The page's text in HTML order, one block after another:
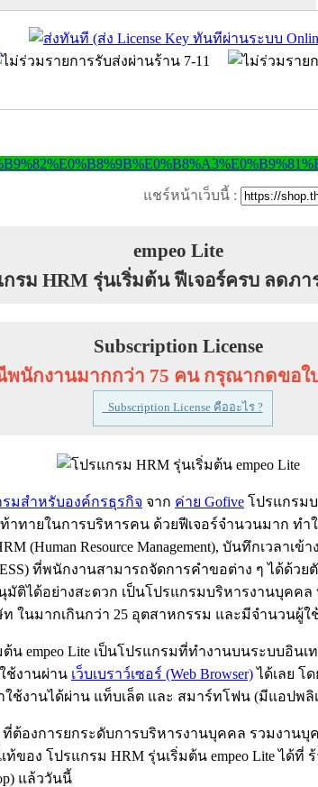
แชร์หน้าเว็บนี้ :
empeo Lite
กรม HRM รุ่นเริ่มต้น ฟีเจอร์ครบ ลดภา
Subscription License
นักงานมากกว่า 75 คน กรุณากดขอใ
Subscription License คืออะไร ?
มสำหรับองค์กรธุรกิจ จาก ค่าย Gofive โปรแกรม
าทายในการบริหารคน ด้วยฟีเจอร์จำนวนมาก ทำ
(Human Resource Management), บันทึกเวลาเข้า
ที่พนักงานสามารถจัดการคำขอต่าง ๆ ได้ด้วย
ติได้อย่างสะดวก เป็นโปรแกรมบริหารงานบุคคล
ท ในมากเกินกว่า 25 อุตสาหกรรม และมีจำนวนผู้ใ
ต้น empeo Lite เป็นโปรแกรมที่ทำงานบนระบบอิน
ใช้งานผ่าน เว็บเบราว์เซอร์ (Web Browser)ได้เลย โ
าใช้งานได้ผ่าน แท็บเล็ต และ สมาร์ทโฟน (มีแอปพลิ
ต้องการยกระดับการบริหารงานบุคคล รวมงานบุ
อง โปรแกรม HRM รุ่นเริ่มต้น empeo Lite ได้ที่
แล้ววันนี้